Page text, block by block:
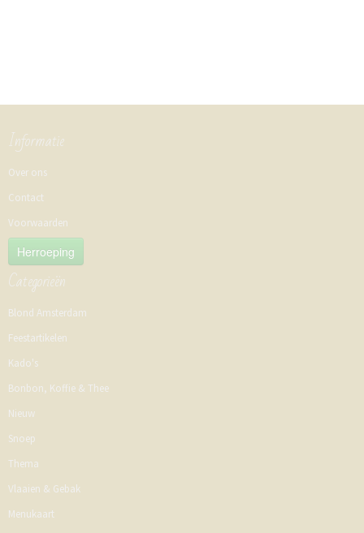
Informatie
Over ons
Contact
Voorwaarden
Herroeping
Categorieën
Blond Amsterdam
Feestartikelen
Kado's
Bonbon, Koffie & Thee
Nieuw
Snoep
Thema
Vlaaien & Gebak
Menukaart